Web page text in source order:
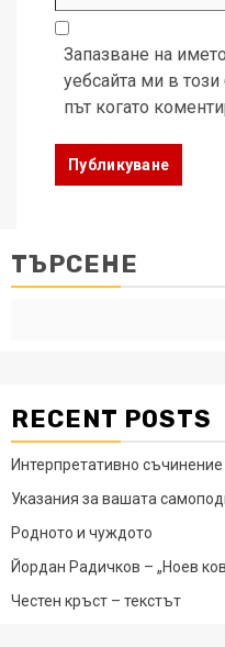
Запазване на
уебсайта ми в
път когато
ТЪРСЕНЕ
RECENT POSTS
Интерпретативно
Указания за вашата
Родното и чуждото
Йордан Радичков – „Ноев
Честен кръст – текстът